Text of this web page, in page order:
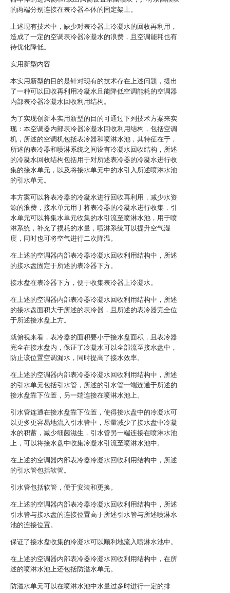
的两端分别连接在表冷器本体的固定架上。
上述现有技术中，缺少对表冷器上冷凝水的回收再利用，
造成了一定的空调表冷器冷凝水的浪费，且空调能耗也有
待优化降低。
实用新型内容
本实用新型的目的是针对现有的技术存在上述问题，提出
了一种可以回收再利用冷凝水且能降低空调能耗的空调器
内部表冷器冷凝水回收利用结构。
为了实现创新本实用新型的目的可通过下列技术方案来实
现：本空调器内部表冷器冷凝水回收利用结构，包括空调
机，所述的空调机包括表冷器和喷淋水池，其特征在于，
所述的表冷器和喷淋系统之间设有冷凝水回收结构，所述
的冷凝水回收结构包括用于对所述表冷器的冷凝水进行收
集的接水单元，以及将接水单元中的水引入所述喷淋水池
的引水单元。
本方案可以将表冷器的冷凝水进行回收再利用，减少水资
源的浪费，接水单元用于将表冷器的冷凝水进行收集，引
水单元可以将集水单元收集的水引流至喷淋水池，用于喷
淋系统，补充了损耗的水量，喷淋系统可以提升空气湿
度，同时也可将空气进行二次降温。
在上述的空调器内部表冷器冷凝水回收利用结构中，所述
的接水盘固定于所述的表冷器下方。
接水盘在表冷器下方，便于收集表冷器上冷凝水。
在上述的空调器内部表冷器冷凝水回收利用结构中，所述
的接水盘面积大于所述的表冷器，且所述的表冷器完全位
于所述接水盘上方。
就俯视来看，表冷器的面积要小于接水盘面积，且表冷器
完全在接水盘内，保证了冷凝水可以全部流至接水盘中，
防止该位置空调漏水，同时提高了接水效率。
在上述的空调器内部表冷器冷凝水回收利用结构中，所述
的引水单元包括引水管，所述的引水管一端连通于所述的
接水盘靠下位置，另一端连接在喷淋水池上。
引水管连通在接水盘靠下位置，使得接水盘中的冷凝水可
以更多更容易地流入引水管中，尽量减少了接水盘中冷凝
水的积蓄，减少细菌滋生，引水管另一端连接在喷淋水池
上，可以将接水盘中收集冷凝水引流至喷淋水池中。
在上述的空调器内部表冷器冷凝水回收利用结构中，所述
的引水管包括软管。
引水管包括软管，便于安装和更换。
在上述的空调器内部表冷器冷凝水回收利用结构中，所述
引水管与接水盘的连接位置高于所述引水管与所述喷淋水
池的连接位置。
保证了接水盘收集的冷凝水可以顺利地流入喷淋水池中。
在上述的空调器内部表冷器冷凝水回收利用结构中，在所
述的喷淋水池上还包括防溢水单元。
防溢水单元可以在喷淋水池中水量过多时进行一定的排